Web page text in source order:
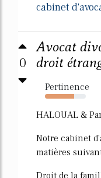
cabinet
0
Avocat
droit
Pertinence
71%
HALOUAL &
Notre cabinet
matières